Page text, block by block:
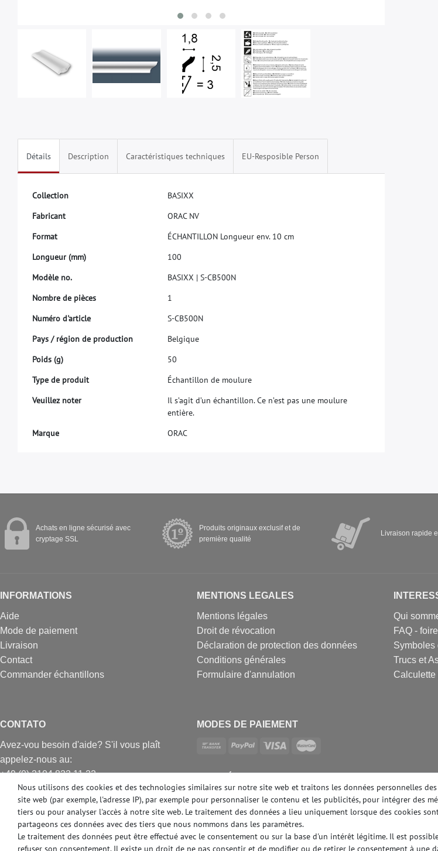
Détails Description Caractéristiques techniques EU-Resposible Person
Collection BASIXX
Fabricant ORAC NV
Format ÉCHANTILLON Longueur env. 10 cm
Longueur (mm) 100
Modèle no. BASIXX | S-CB500N
Nombre de pièces
1
Numéro d'article S-CB500N
Pays / région de production Belgique
Poids (g) 50
Type de produit Échantillon de moulure
Veuillez noter Il s’agit d’un échantillon. Ce n’est pas une moulure
entière.
Marque ORAC
Achats en ligne sécurisé avec
cryptage SSL
Produits originaux exclusif et de
première qualité
Livraison rapide
INFORMATIONS
Aide
Mode de paiement
Livraison
Contact
Commander échantillons
MENTIONS LEGALES
Mentions légales
Droit de révocation
Déclaration de protection des données
Conditions générales
Formulaire d'annulation
Qui
FAQ -
Symboles
Trucs et
CONTATO
Avez-vou besoin d'aide? S'il vous plaît
appelez-nous au:
+49 (0) 2104 833 11 22
Heures d'ouverture du centre d'appels du
lundi au vendredi de
10:00 alle 16:00 (MEZ)
E-mail: info@profhome.fr
MODES DE PAIEMENT
Nous utilisons des cookies et des technologies similaires sur notre site web et traitons les données personnelles
site web (par exemple, l'adresse IP), par exemple pour personnaliser le contenu et les publicités, pour intégrer des
tiers ou pour analyser l'accès à notre site web. Le traitement des données a lieu uniquement lorsque des cookies
partageons ces données avec des tiers que nous nommons dans les paramètres.
Le traitement des données peut être effectué avec le consentement ou sur la base d'un intérêt légitime. Il est
refuser son consentement. Il existe un droit de ne pas consentir et de modifier ou de retirer le consentement à une